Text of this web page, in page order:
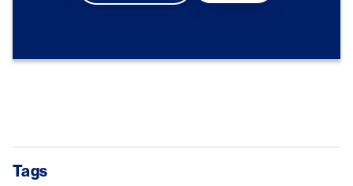
Tags